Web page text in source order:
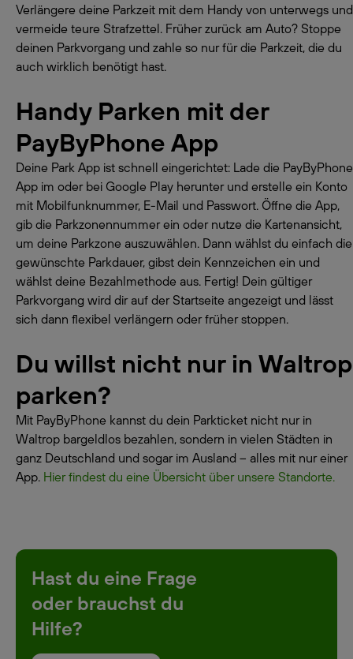
Verlängere deine Parkzeit mit dem Handy von unterwegs und
vermeide teure Strafzettel. Früher zurück am Auto? Stoppe
deinen Parkvorgang und zahle so nur für die Parkzeit, die du
auch wirklich benötigt hast.
Handy Parken mit der
PayByPhone App
Deine Park App ist schnell eingerichtet: Lade die PayByPhone
App im oder bei Google Play herunter und erstelle ein Konto
mit Mobilfunknummer, E-Mail und Passwort. Öffne die App,
gib die Parkzonennummer ein oder nutze die Kartenansicht,
um deine Parkzone auszuwählen. Dann wählst du einfach die
gewünschte Parkdauer, gibst dein Kennzeichen ein und
wählst deine Bezahlmethode aus. Fertig! Dein gültiger
Parkvorgang wird dir auf der Startseite angezeigt und lässt
sich dann flexibel verlängern oder früher stoppen.
Du willst nicht nur in Waltrop
parken?
Mit PayByPhone kannst du dein Parkticket nicht nur in
Waltrop bargeldlos bezahlen, sondern in vielen Städten in
ganz Deutschland und sogar im Ausland – alles mit nur einer
App. Hier findest du eine Übersicht über unsere Standorte.
Hast du eine Frage
oder brauchst du
Hilfe?